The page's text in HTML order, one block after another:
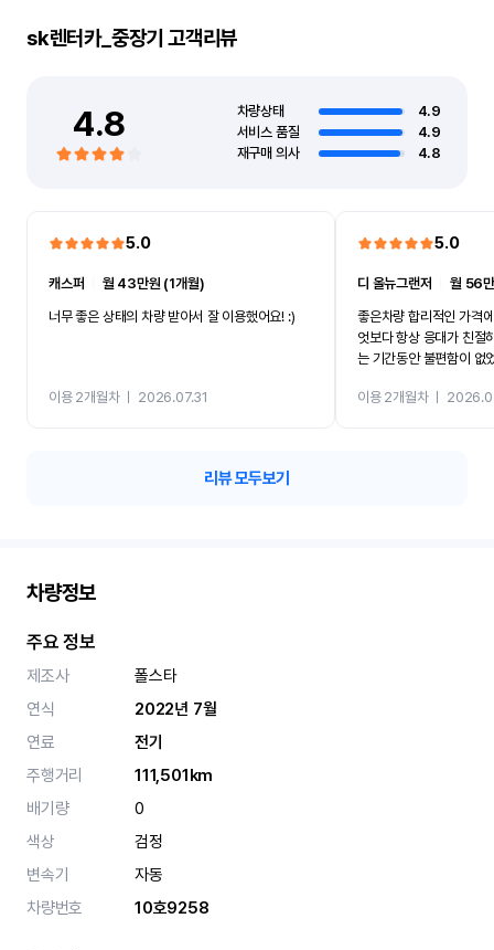
sk렌터카_중장기 고객리뷰
4.8 차량상태
4.9
서비스 품질
4.9
재구매 의사
4.8
5.0
캐스퍼
월 43만원 (1개월)
너무 좋은 상태의 차량 받아서 잘 이용했어요! :)
이용 2개월차ㅣ 2026.07.31
5.0
디 올뉴그랜저 ㅣ월 56
좋은차량 합리적인 가격
엇보다 항상 응대가 친절
는 기간동안 불편함이 없
카 렌트 고민없이 강추합
이용 2개월차ㅣ
리뷰 모두보기
차량정보
주요 정보
제조사
폴스타
연식
2022년 7월
연료
전기
주행거리
111,501km
배기량
0
색상
검정
변속기
자동
차량번호
10호9258